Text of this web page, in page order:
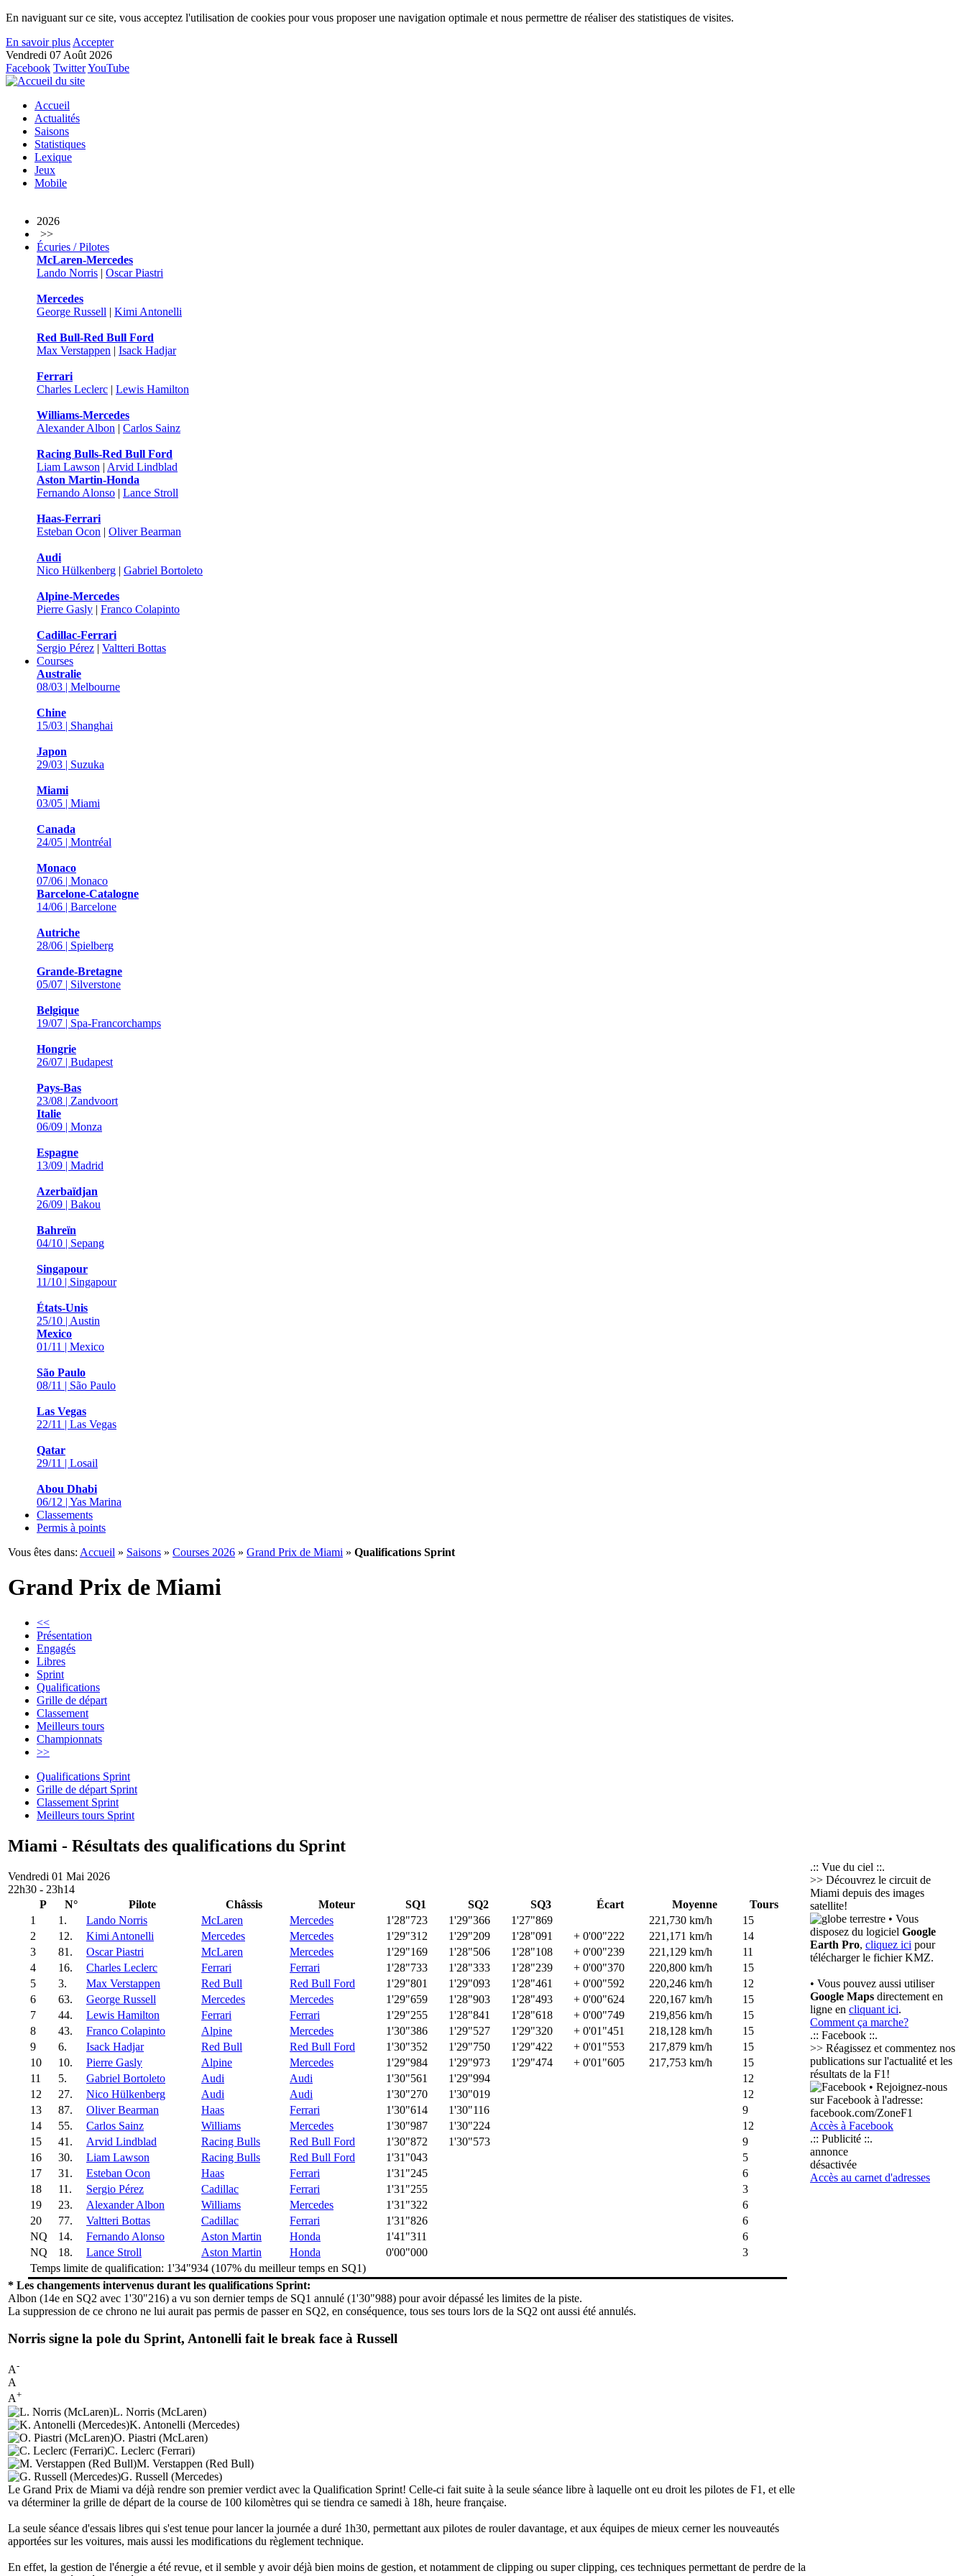
En naviguant sur ce site, vous acceptez l'utilisation de cookies pour vous proposer une navigation optimale et nous permettre de réaliser des statistiques de visites.
En savoir plus Accepter
Vendredi 07 Août 2026
Facebook TwitterYouTube
Accueil
Actualités
Saisons
Statistiques
Lexique
Jeux
Mobile
2026
>>
Écuries / Pilotes
McLaren-Mercedes
Lando Norris | Oscar Piastri
Mercedes
George Russell | Kimi Antonelli
Red Bull-Red Bull Ford
Max Verstappen | Isack Hadjar
Ferrari
Charles Leclerc | Lewis Hamilton
Williams-Mercedes
Alexander Albon | Carlos Sainz
Racing Bulls-Red Bull Ford
Liam Lawson | Arvid Lindblad
Aston Martin-Honda
Fernando Alonso | Lance Stroll
Haas-Ferrari
Esteban Ocon | Oliver Bearman
Audi
Nico Hülkenberg | Gabriel Bortoleto
Alpine-Mercedes
Pierre Gasly | Franco Colapinto
Cadillac-Ferrari
Sergio Pérez | Valtteri Bottas
Courses
Australie
08/03 | Melbourne
Chine
15/03 | Shanghai
Japon
29/03 | Suzuka
Miami
03/05 | Miami
Canada
24/05 | Montréal
Monaco
07/06 | Monaco
Barcelone-Catalogne
14/06 | Barcelone
Autriche
28/06 | Spielberg
Grande-Bretagne
05/07 | Silverstone
Belgique
19/07 | Spa-Francorchamps
Hongrie
26/07 | Budapest
Pays-Bas
23/08 | Zandvoort
Italie
06/09 | Monza
Espagne
13/09 | Madrid
Azerbaïdjan
26/09 | Bakou
Bahreïn
04/10 | Sepang
Singapour
11/10 | Singapour
États-Unis
25/10 | Austin
Mexico
01/11 | Mexico
São Paulo
08/11 | São Paulo
Las Vegas
22/11 | Las Vegas
Qatar
29/11 | Losail
Abou Dhabi
06/12 | Yas Marina
Classements
Permis à points
Vous êtes dans: Accueil » Saisons » Courses 2026 » Grand Prix de Miami » Qualifications Sprint
Grand Prix de Miami
<<
Présentation
Engagés
Libres
Sprint
Qualifications
Grille de départ
Classement
Meilleurs tours
Championnats
>>
Qualifications Sprint
Grille de départ Sprint
Classement Sprint
Meilleurs tours Sprint
Miami - Résultats des qualifications du Sprint
Vendredi 01 Mai 2026
22h30 - 23h14
P
N° Pilote Châssis Moteur SQ1 SQ2 SQ3 Écart Moyenne
Tours
1
1. Lando Norris McLaren Mercedes 1'28"723 1'29"366 1'27"869 221,730 km/h
15
2
12. Kimi Antonelli Mercedes Mercedes 1'29"312 1'29"209 1'28"091 + 0'00"222 221,171 km/h
14
3
81. Oscar Piastri McLaren Mercedes 1'29"169 1'28"506 1'28"108 + 0'00"239 221,129 km/h
11
4
16. Charles Leclerc Ferrari Ferrari 1'28"733 1'28"333 1'28"239 + 0'00"370 220,800 km/h
15
5
3. Max Verstappen Red Bull Red Bull Ford 1'29"801 1'29"093 1'28"461 + 0'00"592 220,246 km/h
12
6
63. George Russell Mercedes Mercedes 1'29"659 1'28"903 1'28"493 + 0'00"624 220,167 km/h
15
7
44. Lewis Hamilton Ferrari Ferrari 1'29"255 1'28"841 1'28"618 + 0'00"749 219,856 km/h
15
8
43. Franco Colapinto Alpine Mercedes 1'30"386 1'29"527 1'29"320 + 0'01"451 218,128 km/h
15
9
6. Isack Hadjar Red Bull Red Bull Ford 1'30"352 1'29"750 1'29"422 + 0'01"553 217,879 km/h
15
10
10. Pierre Gasly Alpine Mercedes 1'29"984 1'29"973 1'29"474 + 0'01"605 217,753 km/h
15
11
5. Gabriel Bortoleto Audi Audi 1'30"561 1'29"994
12
12
27. Nico Hülkenberg Audi Audi 1'30"270 1'30"019
12
13
87. Oliver Bearman Haas Ferrari 1'30"614 1'30"116
9
14
55. Carlos Sainz Williams Mercedes 1'30"987 1'30"224
12
15
41. Arvid Lindblad Racing Bulls Red Bull Ford 1'30"872 1'30"573
9
16
30. Liam Lawson Racing Bulls Red Bull Ford 1'31"043
5
17
31. Esteban Ocon Haas Ferrari 1'31"245
6
18
11. Sergio Pérez Cadillac Ferrari 1'31"255
3
19
23. Alexander Albon Williams Mercedes 1'31"322
6
20
77. Valtteri Bottas Cadillac Ferrari 1'31"826
6
NQ
14. Fernando Alonso Aston Martin Honda 1'41"311
6
NQ
18. Lance Stroll Aston Martin Honda 0'00"000
3
Temps limite de qualification: 1'34"934 (107% du meilleur temps en SQ1)
* Les changements intervenus durant les qualifications Sprint:
Albon (14e en SQ2 avec 1'30"216) a vu son dernier temps de SQ1 annulé (1'30"988) pour avoir dépassé les limites de la piste.
La suppression de ce chrono ne lui aurait pas permis de passer en SQ2, en conséquence, tous ses tours lors de la SQ2 ont aussi été annulés.
Norris signe la pole du Sprint, Antonelli fait le break face à Russell
A-
A
A+
L. Norris (McLaren)
K. Antonelli (Mercedes)
O. Piastri (McLaren)
C. Leclerc (Ferrari)
M. Verstappen (Red Bull)
G. Russell (Mercedes)
Le Grand Prix de Miami va déjà rendre son premier verdict avec la Qualification Sprint! Celle-ci fait suite à la seule séance libre à laquelle ont eu droit les pilotes de F1, et elle
va déterminer la grille de départ de la course de 100 kilomètres qui se tiendra ce samedi à 18h, heure française.
La seule séance d'essais libres qui s'est tenue pour lancer la journée a duré 1h30, permettant aux pilotes de rouler davantage, et aux équipes de mieux cerner les nouveautés
apportées sur les voitures, mais aussi les modifications du règlement technique.
En effet, la gestion de l'énergie a été revue, et il semble y avoir déjà bien moins de gestion, et notamment de clipping ou super clipping, ces techniques permettant de perdre de la
.:: Vue du ciel ::.
>> Découvrez le circuit de
Miami depuis des images
satellite!
• Vous
disposez du logiciel Google
Earth Pro, cliquez ici pour
télécharger le fichier KMZ.
• Vous pouvez aussi utiliser
Google Maps directement en
ligne en cliquant ici.
Comment ça marche?
.:: Facebook ::.
>> Réagissez et commentez nos
publications sur l'actualité et les
résultats de la F1!
• Rejoignez-nous
sur Facebook à l'adresse:
facebook.com/ZoneF1
Accès à Facebook
.:: Publicité ::.
annonce
désactivée
Accès au carnet d'adresses